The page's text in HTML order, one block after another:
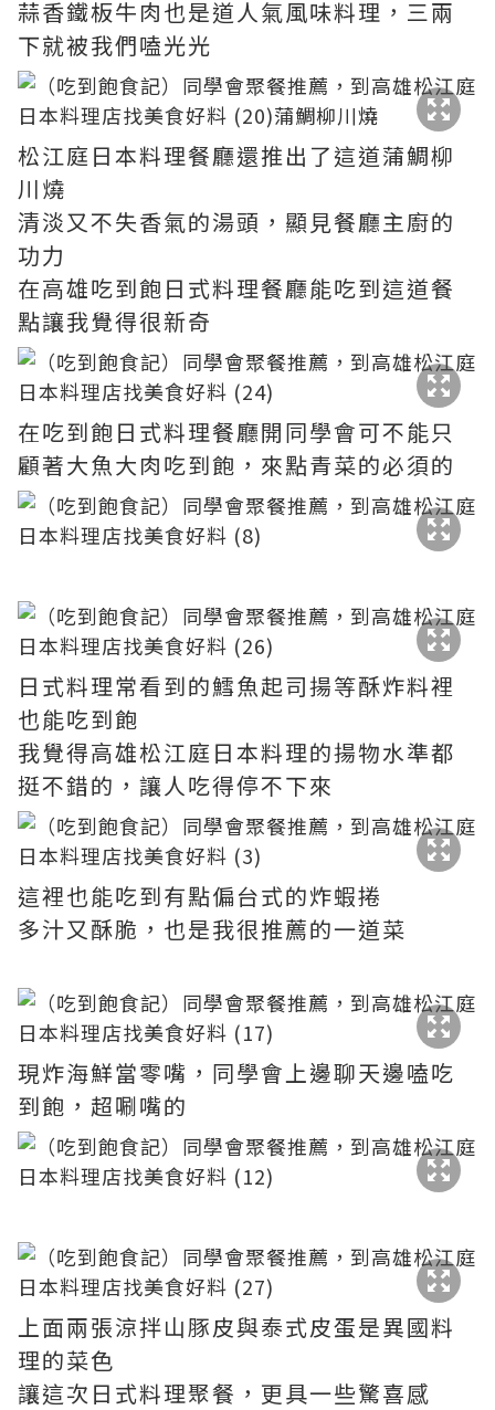
蒜香鐵板牛肉也是道人氣風味料理，三兩
下就被我們嗑光光
松江庭日本料理餐廳還推出了這道蒲鯛柳
川燒
清淡又不失香氣的湯頭，顯見餐廳主廚的
功力
在高雄吃到飽日式料理餐廳能吃到這道餐
點讓我覺得很新奇
在吃到飽日式料理餐廳開同學會可不能只
顧著大魚大肉吃到飽，來點青菜的必須的
日式料理常看到的鱈魚起司揚等酥炸料裡
也能吃到飽
我覺得高雄松江庭日本料理的揚物水準都
挺不錯的，讓人吃得停不下來
這裡也能吃到有點偏台式的炸蝦捲
多汁又酥脆，也是我很推薦的一道菜
現炸海鮮當零嘴，同學會上邊聊天邊嗑吃
到飽，超唰嘴的
上面兩張涼拌山豚皮與泰式皮蛋是異國料
理的菜色
讓這次日式料理聚餐，更具一些驚喜感